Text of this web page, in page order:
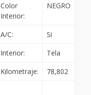
Color
Interior:
NEGRO
A/C:
Si
Interior:
Tela
Kilometraje: 78,802